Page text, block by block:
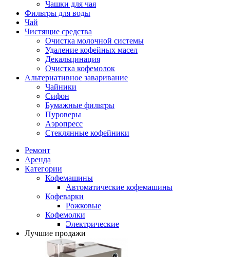
Чашки для чая
Фильтры для воды
Чай
Чистящие средства
Очистка молочной системы
Удаление кофейных масел
Декальцинация
Очистка кофемолок
Альтернативное заваривание
Чайники
Сифон
Бумажные фильтры
Пуроверы
Аэропресс
Стеклянные кофейники
Ремонт
Аренда
Категории
Кофемашины
Автоматические кофемашины
Кофеварки
Рожковые
Кофемолки
Электрические
Лучшие продажи